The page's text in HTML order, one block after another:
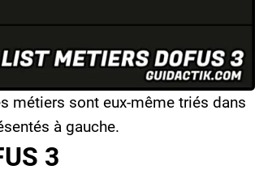
métiers sont eux-même triés dans
à gauche.
3